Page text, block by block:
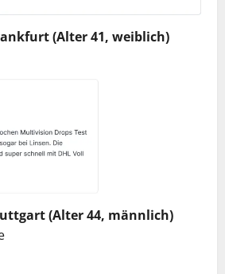
(Alter 41, weiblich)
(Alter 44, männlich)